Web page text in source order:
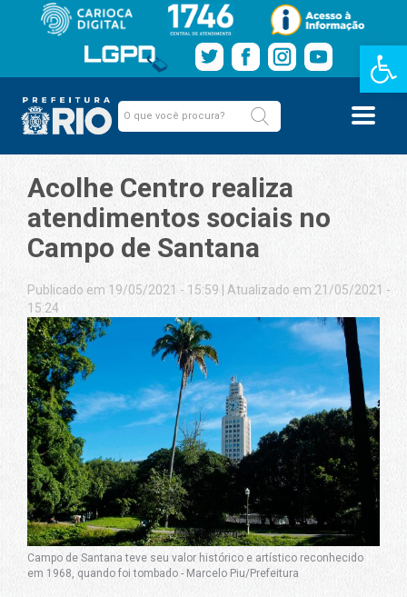
Barra de
Acolhe Centro realiza
atendimentos sociais no
Campo de Santana
Publicado em 19/05/2021 - 15:59
Atualizado em 21/05/2021 -
15:24
Campo de Santana teve seu valor histórico e artístico reconhecido
em 1968, quando foi tombado - Marcelo Piu/Prefeitura